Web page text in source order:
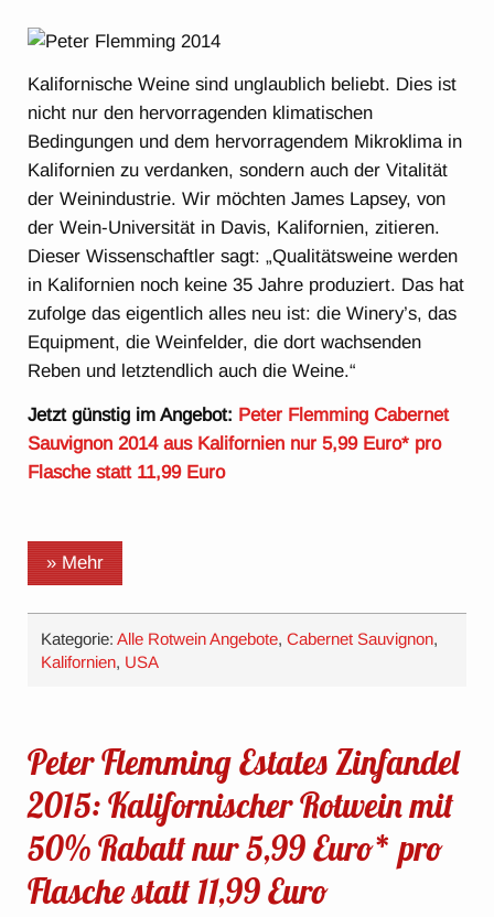
Kalifornische Weine sind unglaublich beliebt. Dies ist
nicht nur den hervorragenden klimatischen
Bedingungen und dem hervorragendem Mikroklima in
Kalifornien zu verdanken, sondern auch der Vitalität
der Weinindustrie. Wir möchten James Lapsey, von
der Wein-Universität in Davis, Kalifornien, zitieren.
Dieser Wissenschaftler sagt: „Qualitätsweine werden
in Kalifornien noch keine 35 Jahre produziert. Das hat
zufolge das eigentlich alles neu ist: die Winery’s, das
Equipment, die Weinfelder, die dort wachsenden
Reben und letztendlich auch die Weine.“
Jetzt günstig im Angebot: Peter Flemming Cabernet
Sauvignon 2014 aus Kalifornien nur 5,99 Euro* pro
Flasche statt 11,99 Euro
» Mehr
Kategorie:Alle Rotwein Angebote,Cabernet Sauvignon,
Kalifornien, USA
Peter Flemming Estates Zinfandel
2015: Kalifornischer Rotwein mit
50% Rabatt nur 5,99 Euro* pro
Flasche statt 11,99 Euro